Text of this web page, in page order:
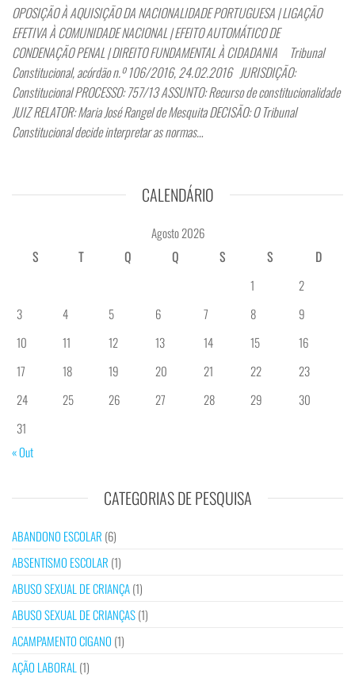
OPOSIÇÃO À AQUISIÇÃO DA NACIONALIDADE PORTUGUESA | LIGAÇÃO
EFETIVA À COMUNIDADE NACIONAL | EFEITO AUTOMÁTICO DE
CONDENAÇÃO PENAL | DIREITO FUNDAMENTAL À CIDADANIA Tribunal
Constitucional, acórdão n.º 106/2016, 24.02.2016 JURISDIÇÃO:
Constitucional PROCESSO: 757/13 ASSUNTO: Recurso de constitucionalidade
JUIZ RELATOR: Maria José Rangel de Mesquita DECISÃO: O Tribunal
Constitucional decide interpretar as normas…
CALENDÁRIO
Agosto 2026
S
T Q Q S S
D
1
2
3
4 5 6 7 8
9
10
11 12 13 14 15
16
17
18 19 20 21 22
23
24
25 26 27 28 29
30
31
« Out
CATEGORIAS DE PESQUISA
ABANDONO ESCOLAR (6)
ABSENTISMO ESCOLAR (1)
ABUSO SEXUAL DE CRIANÇA(1)
ABUSO SEXUAL DE CRIANÇAS(1)
ACAMPAMENTO CIGANO (1)
AÇÃO LABORAL (1)